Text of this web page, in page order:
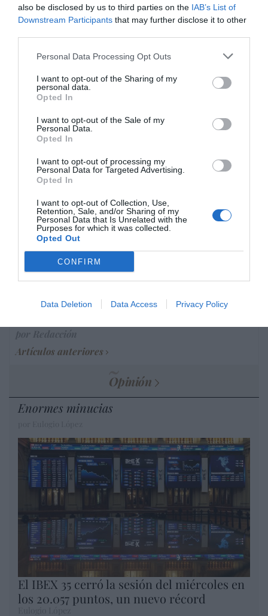
also be disclosed by us to third parties on the IAB’s List of
Downstream Participants that may further disclose it to other
Personal Data Processing Opt Outs
I want to opt-out of the Sharing of my
personal data.
Opted In
I want to opt-out of the Sale of my
Personal Data.
Opted In
I want to opt-out of processing my
Personal Data for Targeted Advertising.
Opted In
I want to opt-out of Collection, Use,
Retention, Sale, and/or Sharing of my
Personal Data that Is Unrelated with the
Purposes for which it was collected.
Opted Out
CONFIRM
Data Deletion Data Access Privacy Policy
Gonzalo Sáenz 07/08/26 08:38
Unido, el riesgo de deuda en el alero... y
Eulogio López 06/08/26 16:47
Marcelo Gullo: “El trabajo de desmitificar la
historia, de poner la verdadera, de
desmontar la falsificación, es un trabajo
cristiano"
Artículos anteriores
DIARIO DE LA CORRUPCIÓN SANCHISTA
Diario de la corrupción sanchista. La
Audiencia Nacional prorroga seis meses la
investigación del caso Koldo, ante el
ingente material incautado por la UCO
Artículos anteriores
Opinión
Enormes minucias
El IBEX 35 cerró la sesión del miércoles en
los 20.057 puntos, un nuevo récord